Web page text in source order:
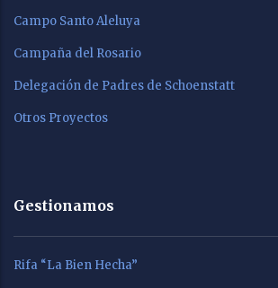
Campo Santo Aleluya
Campaña del Rosario
Delegación de Padres de Schoenstatt
Otros Proyectos
Gestionamos
Rifa “La Bien Hecha”